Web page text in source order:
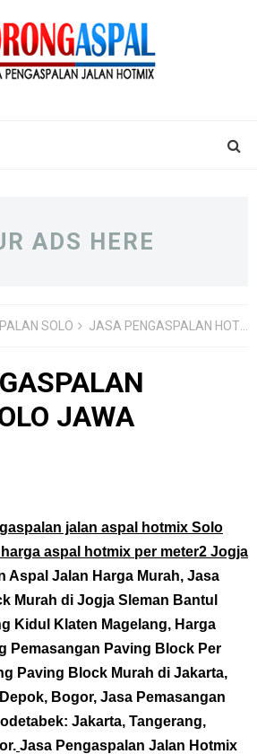
ADS HERE
SOLO JASA PENGASPALAN HOTMIX SOLO JAWA TENGAH
JAWA
jalan aspal hotmix Solo
aspal hotmix per meter2 Jogja
Aspal Jalan Harga Murah, Jasa
Murah di Jogja Sleman Bantul
Kidul Klaten Magelang, Harga
Pemasangan Paving Block Per
Paving Block Murah di Jakarta,
Bogor, Jasa Pemasangan
Jakarta, Tangerang,
Jasa Pengaspalan Jalan Hotmix